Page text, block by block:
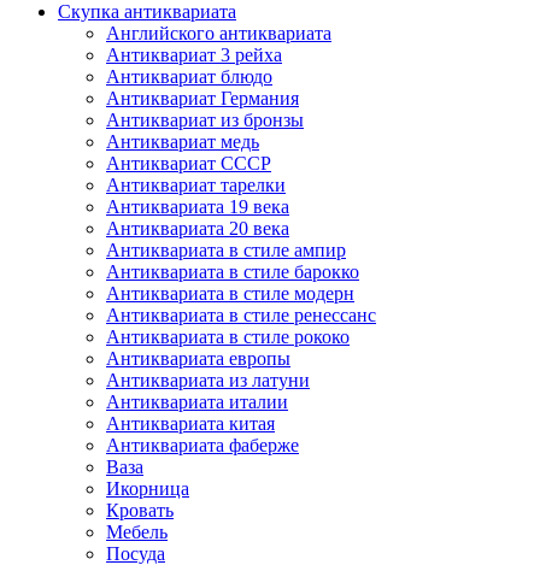
Скупка антиквариата
Английского антиквариата
Антиквариат 3 рейха
Антиквариат блюдо
Антиквариат Германия
Антиквариат из бронзы
Антиквариат медь
Антиквариат СССР
Антиквариат тарелки
Антиквариата 19 века
Антиквариата 20 века
Антиквариата в стиле ампир
Антиквариата в стиле барокко
Антиквариата в стиле модерн
Антиквариата в стиле ренессанс
Антиквариата в стиле рококо
Антиквариата европы
Антиквариата из латуни
Антиквариата италии
Антиквариата китая
Антиквариата фаберже
Ваза
Икорница
Кровать
Мебель
Посуда